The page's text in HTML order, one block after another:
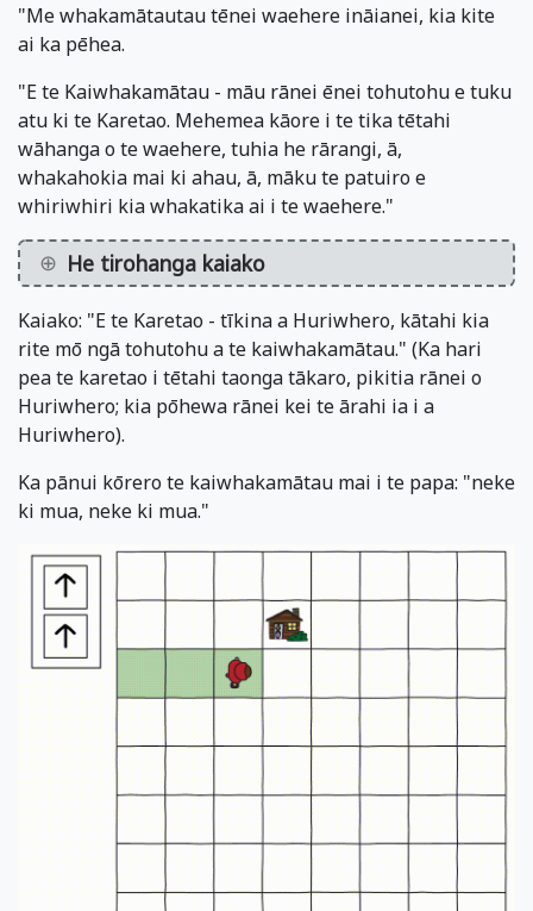
"Me whakamātautau tēnei waehere ināianei, kia kite
ai ka pēhea.
"E te Kaiwhakamātau - māu rānei ēnei tohutohu e tuku
atu ki te Karetao. Mehemea kāore i te tika tētahi
wāhanga o te waehere, tuhia he rārangi, ā,
whakahokia mai ki ahau, ā, māku te patuiro e
whiriwhiri kia whakatika ai i te waehere."
He tirohanga kaiako
Kaiako: "E te Karetao - tīkina a Huriwhero, kātahi kia
rite mō ngā tohutohu a te kaiwhakamātau." (Ka hari
pea te karetao i tētahi taonga tākaro, pikitia rānei o
Huriwhero; kia pōhewa rānei kei te ārahi ia i a
Huriwhero).
Ka pānui kōrero te kaiwhakamātau mai i te papa: "neke
ki mua, neke ki mua."